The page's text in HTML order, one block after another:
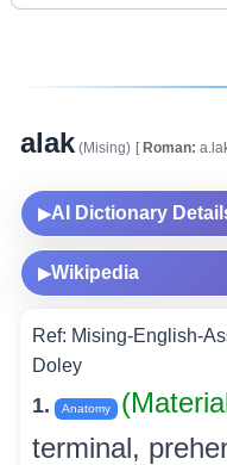
alak (Mising) [Roman:
▶AI Dictionary
▶Wikipedia
Ref: Mising-English-
Doley
1. Anatomy
terminal,